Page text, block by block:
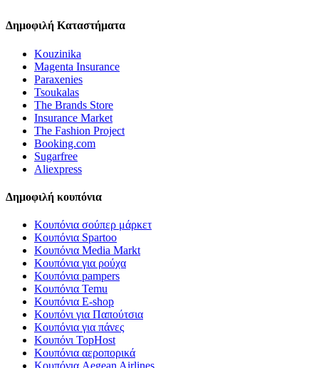
Δημοφιλή Καταστήματα
Kouzinika
Magenta Insurance
Paraxenies
Tsoukalas
The Brands Store
Insurance Market
The Fashion Project
Booking.com
Sugarfree
Aliexpress
Δημοφιλή κουπόνια
Κουπόνια σούπερ μάρκετ
Κουπόνια Spartoo
Κουπόνια Media Markt
Κουπόνια για ρούχα
Κουπόνια pampers
Κουπόνια Temu
Κουπόνια E-shop
Κουπόνι για Παπούτσια
Κουπόνια για πάνες
Κουπόνι TopHost
Κουπόνια αεροπορικά